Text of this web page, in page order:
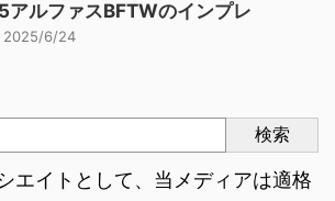
アルファスBFTWのインプレ
2025/6/24
検索
エイトとして、当メディアは適格